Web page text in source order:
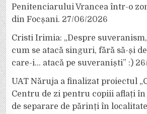
Penitenciarului Vrancea într-o
din Focșani. 27/06/2026
Cristi Irimia: „Despre
cum se atacă singuri, fără să-și
care-i… atacă pe suveraniști” :)
UAT Năruja a finalizat proiectul
Centru de zi pentru copiii aflați
de separare de părinți în